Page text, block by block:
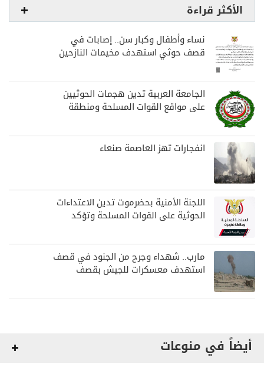
الأكثر قراءة
نساء وأطفال وكبار سن.. إصابات في
قصف حوثي استهدف مخيمات النازحين
الجامعة العربية تدين هجمات الحوثيين
على مواقع القوات المسلحة ومنطقة
انفجارات تهز العاصمة صنعاء
اللجنة الأمنية بحضرموت تدين الاعتداءات
الحوثية على القوات المسلحة وتؤكد
مارب.. شهداء وجرح من الجنود في قصف
استهدف معسكرات للجيش بقصف
أيضاً في منوعات